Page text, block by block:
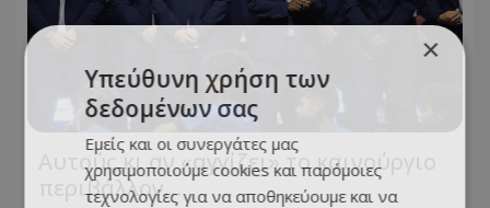
Αυτούς κι αν «αγγίζει» το καινούργιο
περιβάλλον…
×
Υπεύθυνη χρήση των
δεδομένων σας
Εμείς και οι συνεργάτες μας
χρησιμοποιούμε cookies και παρόμοιες
τεχνολογίες για να αποθηκεύουμε και να